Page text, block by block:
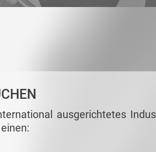
ausgerichtetes